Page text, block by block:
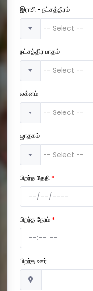
இராசி - நட்சத்திரம்
-- Select --
நட்சத்திர பாதம்
-- Select --
லக்னம்
-- Select --
ஜாதகம்
-- Select --
பிறந்த தேதி *
பிறந்த நேரம் *
பிறந்த ஊர்